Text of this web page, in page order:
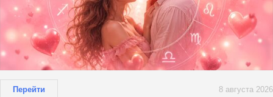
Перейти 8 августа 2026